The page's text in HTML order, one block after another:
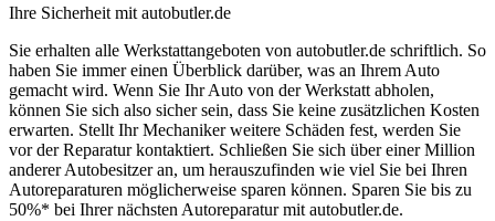
Ihre Sicherheit mit autobutler.de
Sie erhalten alle Werkstattangeboten von autobutler.de schriftlich. So
haben Sie immer einen Überblick darüber, was an Ihrem Auto
gemacht wird. Wenn Sie Ihr Auto von der Werkstatt abholen,
können Sie sich also sicher sein, dass Sie keine zusätzlichen Kosten
erwarten. Stellt Ihr Mechaniker weitere Schäden fest, werden Sie
vor der Reparatur kontaktiert. Schließen Sie sich über einer Million
anderer Autobesitzer an, um herauszufinden wie viel Sie bei Ihren
Autoreparaturen möglicherweise sparen können. Sparen Sie bis zu
50%* bei Ihrer nächsten Autoreparatur mit autobutler.de.